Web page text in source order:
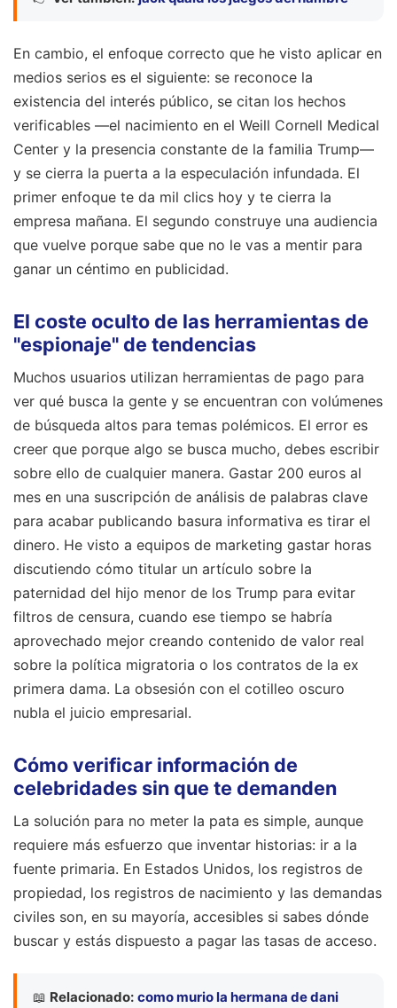
En cambio, el enfoque correcto que he visto aplicar en
medios serios es el siguiente: se reconoce la
existencia del interés público, se citan los hechos
verificables —el nacimiento en el Weill Cornell Medical
Center y la presencia constante de la familia Trump—
y se cierra la puerta a la especulación infundada. El
primer enfoque te da mil clics hoy y te cierra la
empresa mañana. El segundo construye una audiencia
que vuelve porque sabe que no le vas a mentir para
ganar un céntimo en publicidad.
El coste oculto de las herramientas de
"espionaje" de tendencias
Muchos usuarios utilizan herramientas de pago para
ver qué busca la gente y se encuentran con volúmenes
de búsqueda altos para temas polémicos. El error es
creer que porque algo se busca mucho, debes escribir
sobre ello de cualquier manera. Gastar 200 euros al
mes en una suscripción de análisis de palabras clave
para acabar publicando basura informativa es tirar el
dinero. He visto a equipos de marketing gastar horas
discutiendo cómo titular un artículo sobre la
paternidad del hijo menor de los Trump para evitar
filtros de censura, cuando ese tiempo se habría
aprovechado mejor creando contenido de valor real
sobre la política migratoria o los contratos de la ex
primera dama. La obsesión con el cotilleo oscuro
nubla el juicio empresarial.
Cómo verificar información de
celebridades sin que te demanden
La solución para no meter la pata es simple, aunque
requiere más esfuerzo que inventar historias: ir a la
fuente primaria. En Estados Unidos, los registros de
propiedad, los registros de nacimiento y las demandas
civiles son, en su mayoría, accesibles si sabes dónde
buscar y estás dispuesto a pagar las tasas de acceso.
📖 Relacionado: como murio la hermana de dani